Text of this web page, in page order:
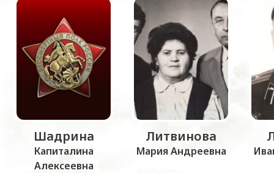
Шадрина
Капиталина
Алексеевна
Литвинова
Мария Андреевна